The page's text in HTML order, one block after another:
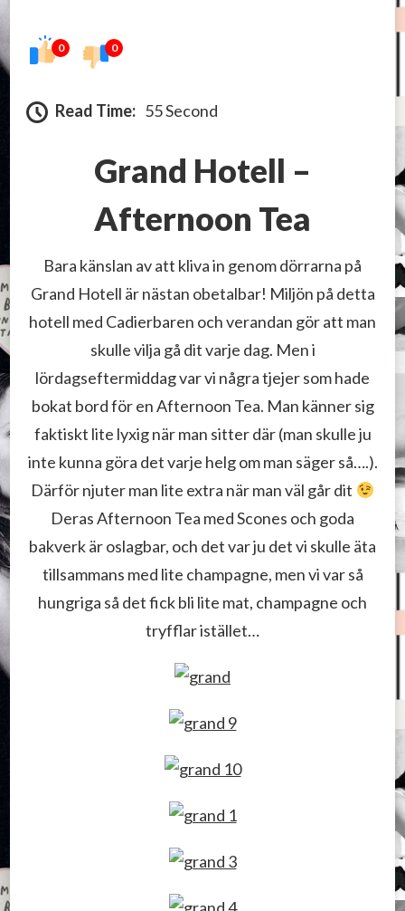
0 0
Read Time: 55 Second
Grand Hotell –
Afternoon Tea
Bara känslan av att kliva in genom dörrarna på
Grand Hotell är nästan obetalbar! Miljön på detta
hotell med Cadierbaren och verandan gör att man
skulle vilja gå dit varje dag. Men i
lördagseftermiddag var vi några tjejer som hade
bokat bord för en Afternoon Tea. Man känner sig
faktiskt lite lyxig när man sitter där (man skulle ju
inte kunna göra det varje helg om man säger så….).
Därför njuter man lite extra när man väl går dit
Deras Afternoon Tea med Scones och goda
bakverk är oslagbar, och det var ju det vi skulle äta
tillsammans med lite champagne, men vi var så
hungriga så det fick bli lite mat, champagne och
tryfflar istället…